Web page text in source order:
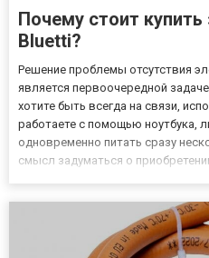
Почему стоит
Bluetti?
Решение проблемы отсутствия
является первоочередной
хотите быть всегда на связи,
работаете с помощью ноутбука,
одновременно питать сразу
смысл задуматься о
производителей. Одними из...